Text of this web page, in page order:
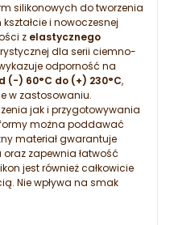
silikonowych do tworzenia
i nowoczesnej
z elastycznego
dla serii ciemno-
odporność na
(-) 60°C do (+) 230°C,
w zastosowaniu.
jak i przygotowywania
można poddawać
materiał gwarantuje
oraz zapewnia łatwość
jest również całkowicie
Nie wpływa na smak